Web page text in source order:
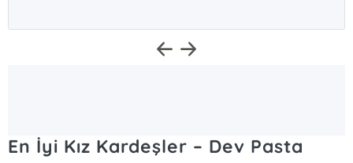
En İyi Kız Kardeşler – Dev Pasta